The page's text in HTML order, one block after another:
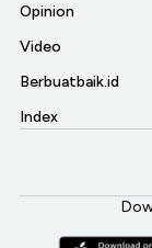
Opinion
Video
Berbuatbaik.id
Index